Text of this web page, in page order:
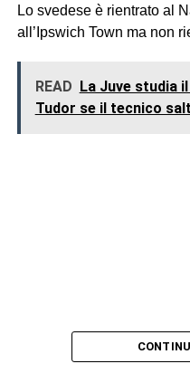
Lo svedese è rientrato al
all’Ipswich Town ma non
READ La Juve studia
Tudor se il tecnico